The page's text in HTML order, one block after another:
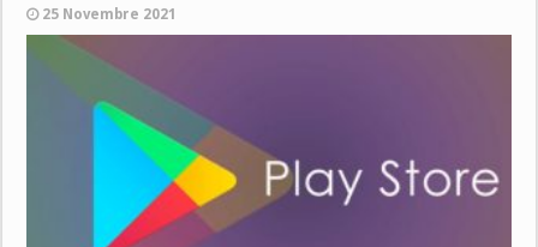
25 Novembre 2021